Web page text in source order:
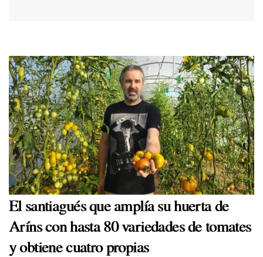
El santiagués que amplía su huerta de
Aríns con hasta 80 variedades de tomates
y obtiene cuatro propias